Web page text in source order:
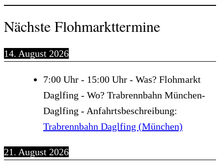
Nächste Flohmarkttermine
14. August 2026
7:00 Uhr - 15:00 Uhr - Was? Flohmarkt
Daglfing - Wo? Trabrennbahn München-
Daglfing - Anfahrtsbeschreibung:
Trabrennbahn Daglfing (München)
21. August 2026